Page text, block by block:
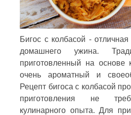
Бигос с колбасой -
домашнего ужина.
приготовленный на основе
очень ароматный и
Рецепт бигоса с колбасой
приготовления не
кулинарного опыта. Для